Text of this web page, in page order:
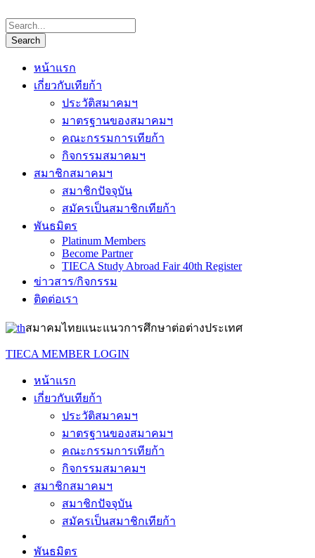
หน้าแรก
เกี่ยวกับเทียก้า
ประวัติสมาคมฯ
มาตรฐานของสมาคมฯ
คณะกรรมการเทียก้า
กิจกรรมสมาคมฯ
สมาชิกสมาคมฯ
สมาชิกปัจจุบัน
สมัครเป็นสมาชิกเทียก้า
พันธมิตร
Platinum Members
Become Partner
TIECA Study Abroad Fair 40th Register
ข่าวสาร/กิจกรรม
ติดต่อเรา
สมาคมไทยแนะแนวการศึกษาต่อต่างประเทศ
TIECA MEMBER LOGIN
หน้าแรก
เกี่ยวกับเทียก้า
ประวัติสมาคมฯ
มาตรฐานของสมาคมฯ
คณะกรรมการเทียก้า
กิจกรรมสมาคมฯ
สมาชิกสมาคมฯ
สมาชิกปัจจุบัน
สมัครเป็นสมาชิกเทียก้า
พันธมิตร